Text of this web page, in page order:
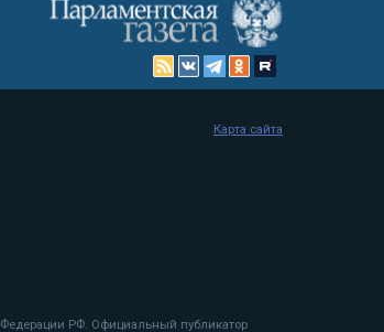
Федерации РФ. Официальный публикатор
Карта сайта